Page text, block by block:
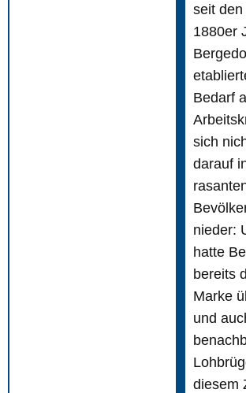
seit den
1880er
Bedarf
sich
darauf
nieder:
hatte
bereits
Marke
und
diesem